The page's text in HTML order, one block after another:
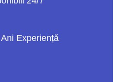
Experiență